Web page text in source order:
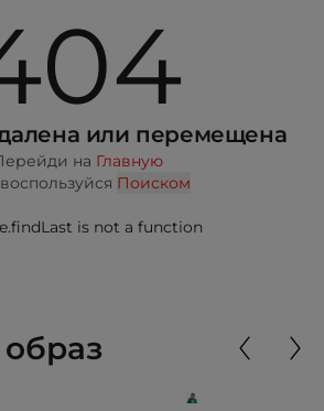
или перемещена
на Главную
Поиском
is not a function